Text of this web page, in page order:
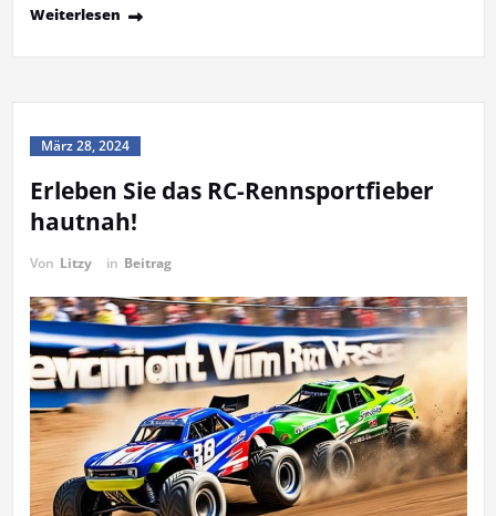
Weiterlesen
März 28, 2024
Erleben Sie das RC-Rennsportfieber
hautnah!
Von Litzy in Beitrag